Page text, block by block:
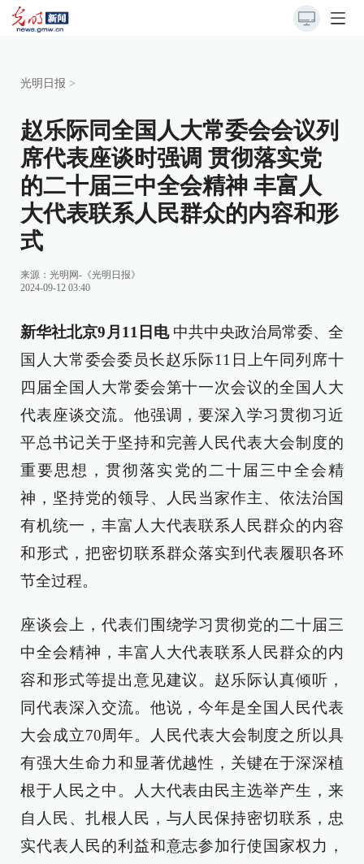
光明日报 >
赵乐际同全国人大常委会会议列
席代表座谈时强调 贯彻落实党
的二十届三中全会精神 丰富人
大代表联系人民群众的内容和形
式
来源： 光明网-《光明日报》
2024-09-12 03:40
新华社北京9月11日电中共中央政治局常委、全
国人大常委会委员长赵乐际11日上午同列席十
四届全国人大常委会第十一次会议的全国人大
代表座谈交流。他强调，要深入学习贯彻习近
平总书记关于坚持和完善人民代表大会制度的
重要思想，贯彻落实党的二十届三中全会精
神，坚持党的领导、人民当家作主、依法治国
有机统一，丰富人大代表联系人民群众的内容
和形式，把密切联系群众落实到代表履职各环
节全过程。
座谈会上，代表们围绕学习贯彻党的二十届三
中全会精神，丰富人大代表联系人民群众的内
容和形式等提出意见建议。赵乐际认真倾听，
同代表深入交流。他说，今年是全国人民代表
大会成立70周年。人民代表大会制度之所以具
有强大生命力和显著优越性，关键在于深深植
根于人民之中。人大代表由民主选举产生，来
自人民、扎根人民，与人民保持密切联系，忠
实代表人民的利益和意志参加行使国家权力，